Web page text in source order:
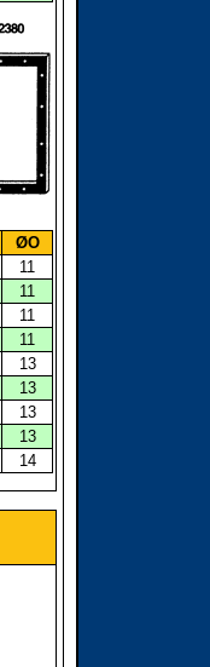
ØO
11
11
11
11
13
13
13
13
14